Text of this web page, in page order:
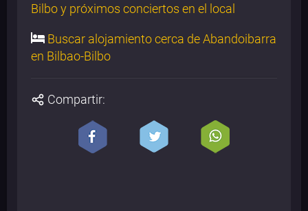
Bilbo y próximos conciertos en el local
Buscar alojamiento cerca de Abandoibarra
en Bilbao-Bilbo
Compartir: